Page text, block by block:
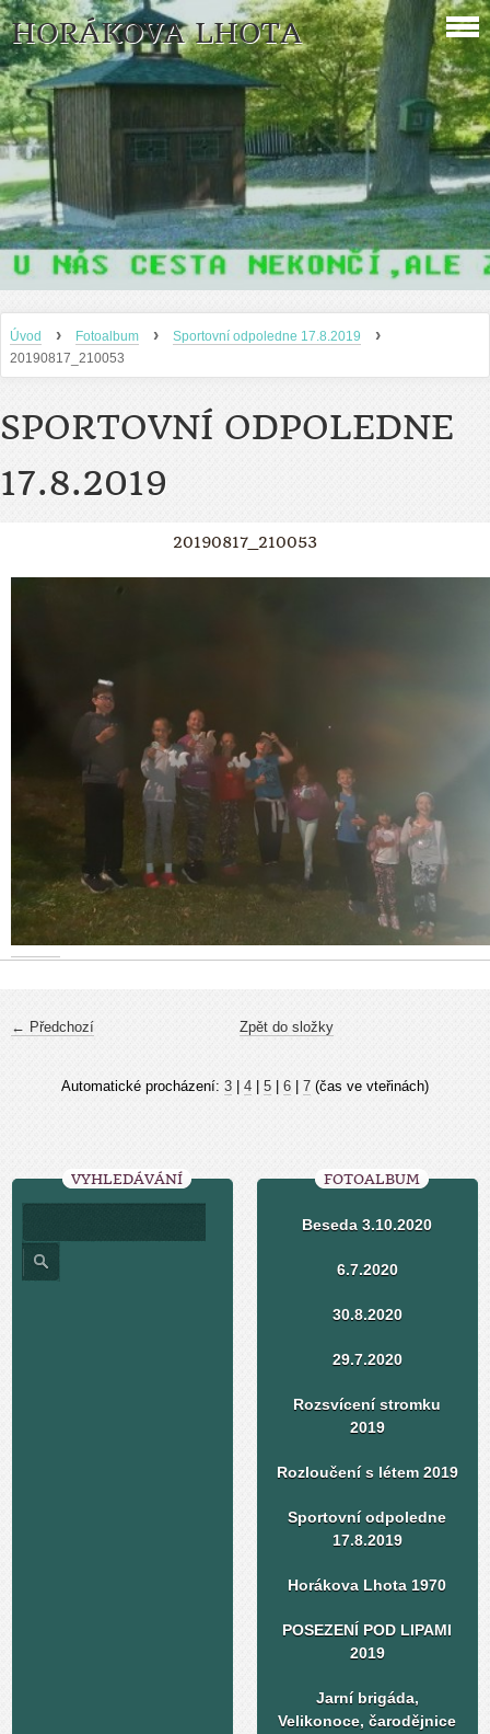
HORÁKOVA LHOTA
Úvod › Fotoalbum › Sportovní odpoledne 17.8.2019 ›
20190817_210053
SPORTOVNÍ ODPOLEDNE
17.8.2019
20190817_210053
← Předchozí Zpět do složky
Automatické procházení: 3 4 5 6 7 (čas ve vteřinách)
VYHLEDÁVÁNÍ FOTOALBUM
Beseda 3.10.2020
6.7.2020
30.8.2020
29.7.2020
Rozsvícení stromku
2019
Rozloučení s létem 2019
Sportovní odpoledne
17.8.2019
Horákova Lhota 1970
POSEZENÍ POD LIPAMI
2019
Jarní brigáda,
Velikonoce, čarodějnice